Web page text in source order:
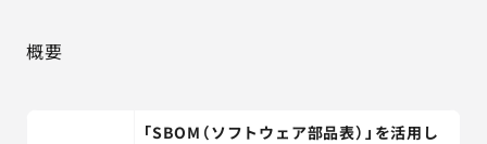
概要
「SBOM（ソフトウェア部品表）」を活用し